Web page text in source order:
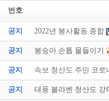
번호
공지 2022년 봉사활동 종합
공지 봉숭아 손톱 물들이기
공지 속보 청산도 주민 코로
공지 태풍 볼라벤 청산도 강